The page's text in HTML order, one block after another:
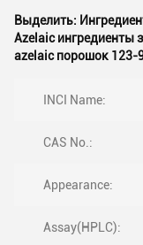
Выделить:
Azelaic ингредиенты
azelaic порошок 123-
INCI Name:
CAS No.:
Appearance:
Assay(HPLC):